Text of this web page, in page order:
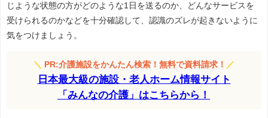
じような状態の方がどのような1日を送るのか、どんなサービスを
受けられるのかなどを十分確認して、認識のズレが起きないように
気をつけましょう。
＼ PR:介護施設をかんたん検索！無料で資料請求！ ／
日本最大級の施設・老人ホーム情報サイト
「みんなの介護」はこちらから！